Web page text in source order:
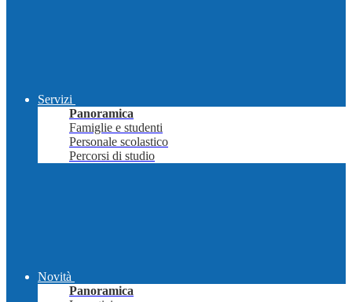
Servizi
Panoramica
Famiglie e studenti
Personale scolastico
Percorsi di studio
Novità
Panoramica